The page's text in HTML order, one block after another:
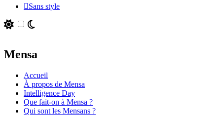
Sans style
Mensa
Accueil
À propos de Mensa
Intelligence Day
Que fait-on à Mensa ?
Qui sont les Mensans ?